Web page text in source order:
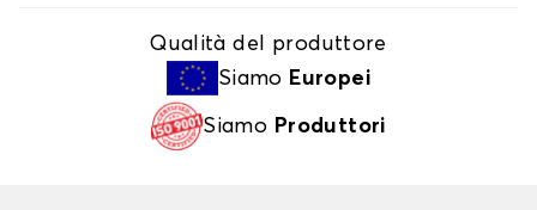
Qualità del produttore
Siamo Europei
Siamo Produttori